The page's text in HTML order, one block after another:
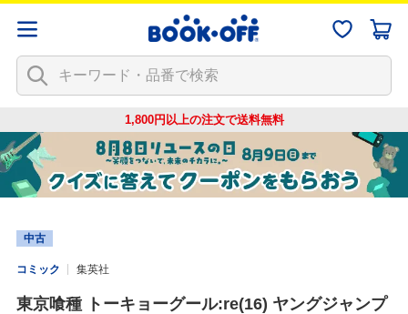
1,800円以上の注文で送料無料
中古
コミック 集英社
東京喰種 トーキョーグール:re(16) ヤングジャンプ